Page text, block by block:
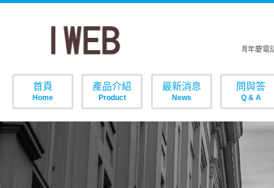
歡樂周年慶
首頁
Home
產品介紹
Product
最新消息
News
問與答
Q & A